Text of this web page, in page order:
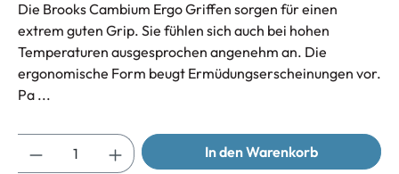
Die Brooks Cambium Ergo Griffen sorgen für einen
extrem guten Grip. Sie fühlen sich auch bei hohen
Temperaturen ausgesprochen angenehm an. Die
ergonomische Form beugt Ermüdungserscheinungen vor.
Pa ...
In den Warenkorb